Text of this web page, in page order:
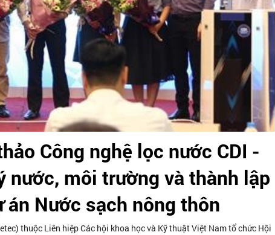
Công nghệ lọc nước CDI -
nước, môi trường và thành lập
án Nước sạch nông thôn
thuộc Liên hiệp Các hội khoa học và Kỹ thuật Việt Nam tổ chức Hội